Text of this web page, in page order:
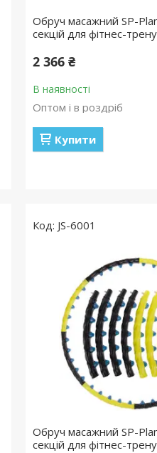
Обруч масажний SP-
секцій для фітнес-
2 366 ₴
В наявності
Оптом і в роздріб
Купити
JS-6001
Обруч масажний SP-
секцій для фітнес-